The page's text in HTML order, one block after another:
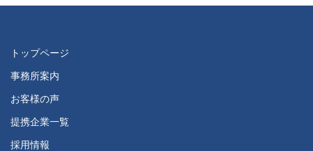
トップページ
事務所案内
お客様の声
提携企業一覧
採用情報